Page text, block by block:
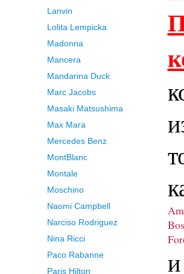
Lanvin
Lolita Lempicka
Madonna
Mancera
Mandarina Duck
Marc Jacobs
Masaki Matsushima
Max Mara
Mercedes Benz
MontBlanc
Montale
Moschino
Naomi Campbell
Narciso Rodriguez
Nina Ricci
Paco Rabanne
Paris Hilton